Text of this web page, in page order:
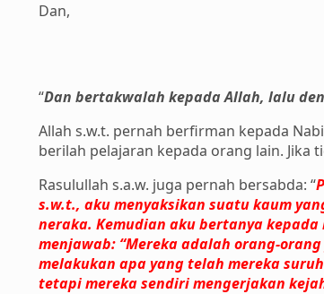
Dan,
“Dan bertakwalah kepada Allah, lalu
Allah s.w.t. pernah berfirman kepada
berilah pelajaran kepada orang lain. Jika
Rasulullah s.a.w. juga pernah bersabda: “
s.w.t., aku menyaksikan suatu kaum
neraka. Kemudian aku bertanya
menjawab: “Mereka adalah orang-
melakukan apa yang telah mereka
tetapi mereka sendiri mengerjakan